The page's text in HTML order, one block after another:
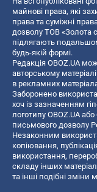
майнові права, які
права та суміжні
дозволу ТОВ «Золота
підлягають
будь-якій формі.
Редакція OBOZ.UA
авторському
в рекламних
Заборонено
хоч із зазначенням
логотипу OBOZ.UA
письмового дозволу
Незаконним
копiювання,
використання,
складу інших
та інші подібні зміни